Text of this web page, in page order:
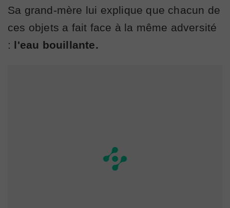
Sa grand-mère lui explique que chacun de
ces objets a fait face à la même adversité
: l'eau bouillante.